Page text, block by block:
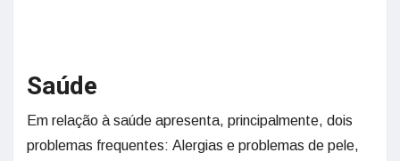
Saúde
Em relação à saúde apresenta, principalmente, dois
problemas frequentes: Alergias e problemas de pele,